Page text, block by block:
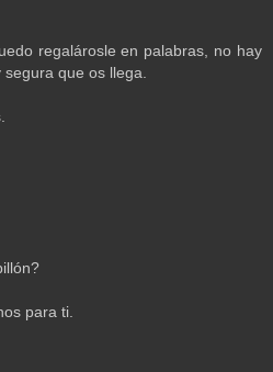
regalárosle en palabras, no hay
que os llega.
para ti.